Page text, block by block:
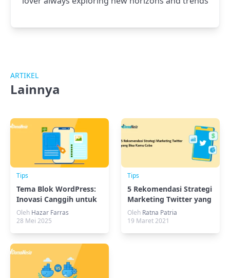
ARTIKEL
Lainnya
Tips
Tema Blok WordPress:
Inovasi Canggih untuk
Masa Depan
Oleh Hazar Farras
28 Mei 2025
Tips
5 Rekomendasi Strategi
Marketing Twitter yang
Bisa Kamu Coba
Oleh Ratna Patria
19 Maret 2021